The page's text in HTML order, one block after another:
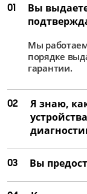
01
Вы
Мы
порядке
гарантии.
02
Я знаю,
03 Вы